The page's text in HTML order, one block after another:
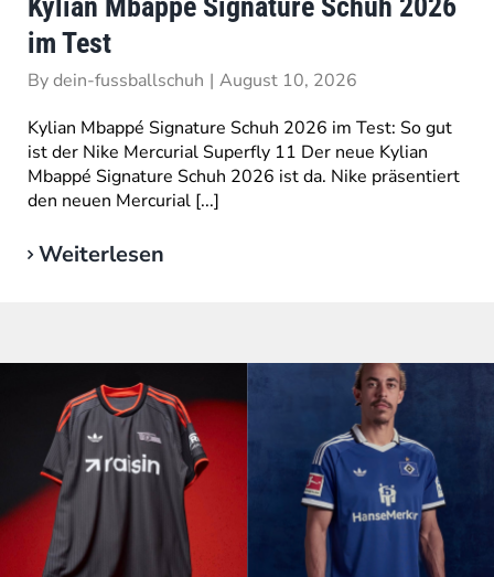
Kylian Mbappé Signature Schuh 2026
im Test
Bydein-fussballschuh | August 10, 2026
Kylian Mbappé Signature Schuh 2026 im Test: So gut
ist der Nike Mercurial Superfly 11 Der neue Kylian
Mbappé Signature Schuh 2026 ist da. Nike präsentiert
den neuen Mercurial [...]
Weiterlesen